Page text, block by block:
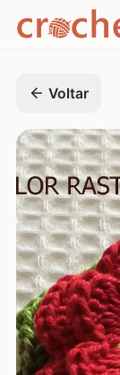
Voltar